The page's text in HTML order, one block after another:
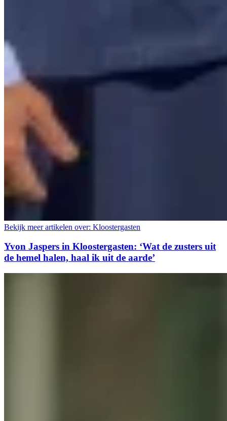
Bekijk meer artikelen over: Kloostergasten
Yvon Jaspers in Kloostergasten: ‘Wat de zusters uit
de hemel halen, haal ik uit de aarde’